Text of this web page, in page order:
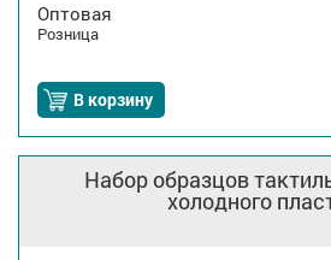
Оптовая
Розница
В корзину
Набор образцов
холодного